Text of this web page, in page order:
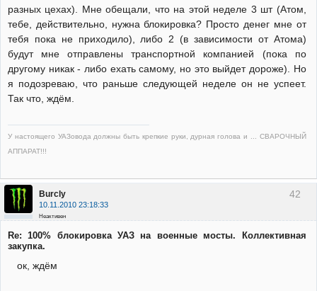
разных цехах). Мне обещали, что на этой неделе 3 шт (Атом,
тебе, действительно, нужна блокировка? Просто денег мне от
тебя пока не приходило), либо 2 (в зависимости от Атома)
будут мне отправлены транспортной компанией (пока по
другому никак - либо ехать самому, но это выйдет дороже). Но
я подозреваю, что раньше следующей неделе он не успеет.
Так что, ждём.
У настоящего УАЗовода должны быть крепкие руки, дурная голова и ... СВАРОЧНЫЙ
АППАРАТ!!!
42
Burcly
10.11.2010 23:18:33
Неактивен
Re: 100% блокировка УАЗ на военные мосты. Коллективная
закупка.
ок, ждём